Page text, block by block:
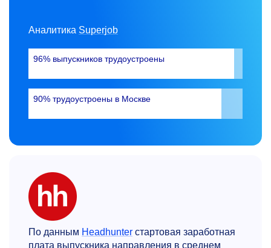
Аналитика Superjob
96% выпускников трудоустроены
90% трудоустроены в Москве
По данным Headhunter стартовая заработная
плата выпускника направления в среднем